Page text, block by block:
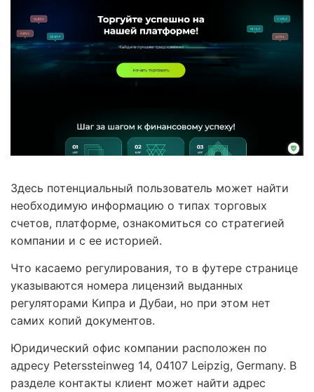
Здесь потенциальный пользователь может найти
необходимую информацию о типах торговых
счетов, платформе, ознакомиться со стратегией
компании и с ее историей.
Что касаемо регулирования, то в футере странице
указываются номера лицензий выданных
регуляторами Кипра и Дубаи, но при этом нет
самих копий документов.
Юридический офис компании расположен по
адресу Peterssteinweg 14, 04107 Leipzig, Germany. В
разделе контакты клиент может найти адрес